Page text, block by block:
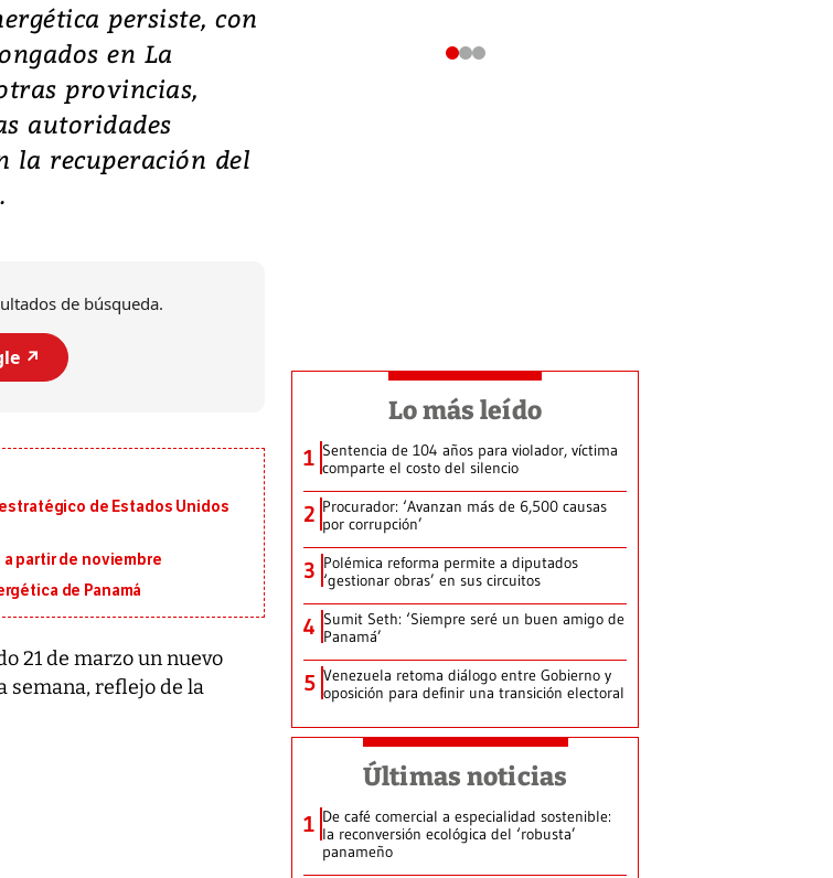
persiste, con
en La
provincias,
autoridades
la recuperación del
de búsqueda.
↗️
de Estados Unidos
a partir de noviembre
de Panamá
21 de marzo un nuevo
semana, reflejo de la
Lo más leído
1 Sentencia de 104 años para violador, víctima
comparte el costo del silencio
2 Procurador: ‘Avanzan más de 6,500 causas
por corrupción’
3 Polémica reforma permite a diputados
‘gestionar obras’ en sus circuitos
4 Sumit Seth: ‘Siempre seré un buen amigo de
Panamá’
5 Venezuela retoma diálogo entre Gobierno y
oposición para definir una transición electoral
Últimas noticias
1 De café comercial a especialidad sostenible:
la reconversión ecológica del ‘robusta’
panameño